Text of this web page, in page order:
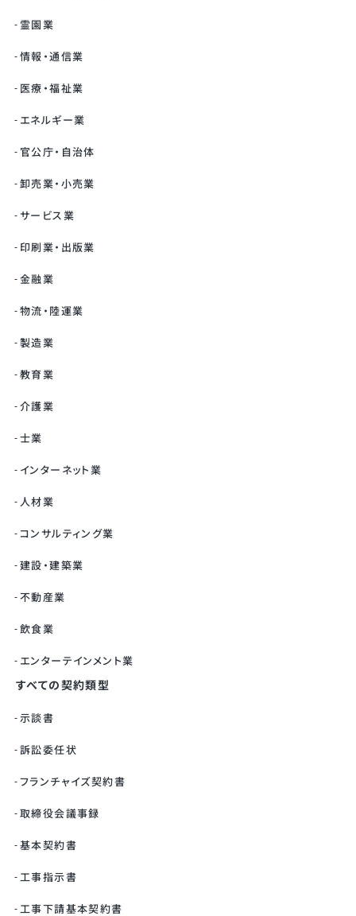
霊園業
情報・通信業
医療・福祉業
エネルギー業
官公庁・自治体
卸売業・小売業
サービス業
印刷業・出版業
金融業
物流・陸運業
製造業
教育業
介護業
士業
インターネット業
人材業
コンサルティング業
建設・建築業
不動産業
飲食業
エンターテインメント業
すべての契約類型
示談書
訴訟委任状
フランチャイズ契約書
取締役会議事録
基本契約書
工事指示書
工事下請基本契約書